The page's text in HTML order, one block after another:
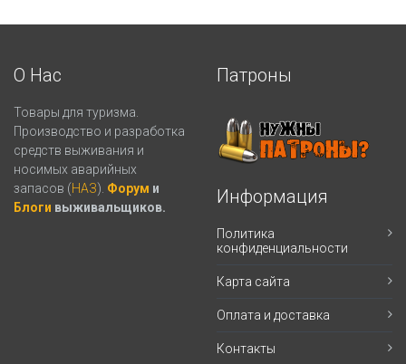
О Нас
Товары для туризма.
Производство и разработка
средств выживания и
носимых аварийных
запасов (НАЗ). Форум и
Блоги выживальщиков.
Патроны
Информация
Политика
конфиденциальности
Карта сайта
Оплата и доставка
Контакты